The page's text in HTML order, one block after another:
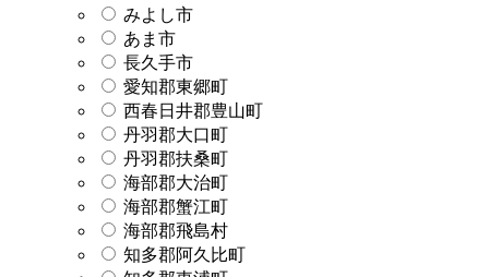
みよし市
あま市
長久手市
愛知郡東郷町
西春日井郡豊山町
丹羽郡大口町
丹羽郡扶桑町
海部郡大治町
海部郡蟹江町
海部郡飛島村
知多郡阿久比町